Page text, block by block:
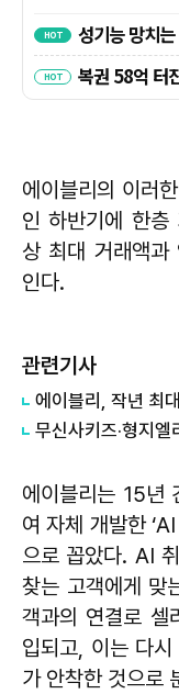
에이블리의 이러
인 하반기에 한층
상 최대 거래액과
인다.
관련기사
에이블리, 작년 최
무신사키즈·형지엘
에이블리는 15년
여 자체 개발한
으로 꼽았다. AI
찾는 고객에게 맞
객과의 연결로 셀
입되고, 이는 다
가 안착한 것으로